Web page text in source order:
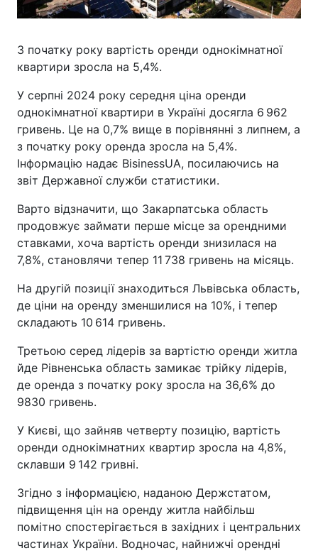
З початку року вартість оренди однокімнатної
квартири зросла на 5,4%.
У серпні 2024 року середня ціна оренди
однокімнатної квартири в Україні досягла 6 962
гривень. Це на 0,7% вище в порівнянні з липнем, а
з початку року оренда зросла на 5,4%.
Інформацію надає BisinessUA, посилаючись на
звіт Державної служби статистики.
Варто відзначити, що Закарпатська область
продовжує займати перше місце за орендними
ставками, хоча вартість оренди знизилася на
7,8%, становлячи тепер 11 738 гривень на місяць.
На другій позиції знаходиться Львівська область,
де ціни на оренду зменшилися на 10%, і тепер
складають 10 614 гривень.
Третьою серед лідерів за вартістю оренди житла
йде Рівненська область замикає трійку лідерів,
де оренда з початку року зросла на 36,6% до
9830 гривень.
У Києві, що зайняв четверту позицію, вартість
оренди однокімнатних квартир зросла на 4,8%,
склавши 9 142 гривні.
Згідно з інформацією, наданою Держстатом,
підвищення цін на оренду житла найбільш
помітно спостерігається в західних і центральних
частинах України. Водночас, найнижчі орендні